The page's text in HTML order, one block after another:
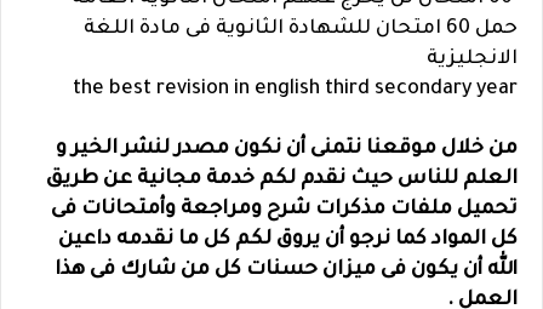
حمل 60 امتحان للشهادة الثانوية فى مادة اللغة
الانجليزية
the best revision in english third secondary year
من خلال موقعنا نتمنى أن نكون مصدر لنشر الخير و
العلم للناس حيث نقدم لكم خدمة مجانية عن طريق
تحميل ملفات مذكرات شرح ومراجعة وأمتحانات فى
كل المواد كما نرجو أن يروق لكم كل ما نقدمه داعين
الله أن يكون فى ميزان حسنات كل من شارك فى هذا
العمل .